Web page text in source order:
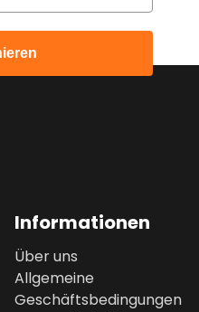
Informationen
Über uns
Allgemeine
Geschäftsbedingungen